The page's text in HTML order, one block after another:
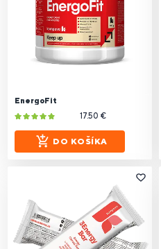
EnergoFit
17.50 €
DO KOŠÍKA